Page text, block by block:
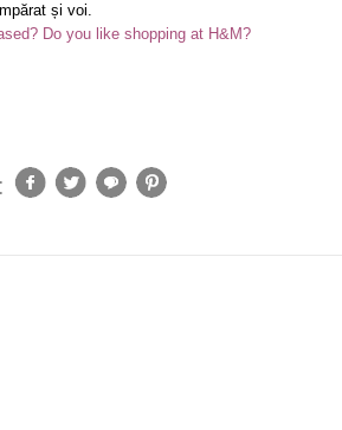
și voi.
Do you like shopping at H&M?